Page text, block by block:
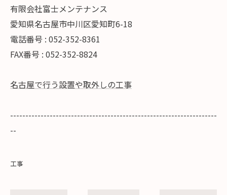
有限会社富士メンテナンス
愛知県名古屋市中川区愛知町6-18
電話番号 : 052-352-8361
FAX番号 : 052-352-8824
名古屋で行う設置や取外しの工事
--------------------------------------------------------------------
--
工事